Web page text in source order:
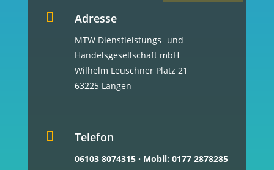
 Adresse
MTW Dienstleistungs- und
Handelsgesellschaft mbH
Wilhelm Leuschner Platz 21
63225 Langen
 Telefon
06103 8074315· Mobil: 0177 2878285